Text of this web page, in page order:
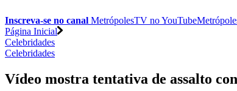
Inscreva-se no canal MetrópolesTV noYouTube
Página Inicial
Celebridades
Celebridades
Vídeo mostra tentativa de assalto